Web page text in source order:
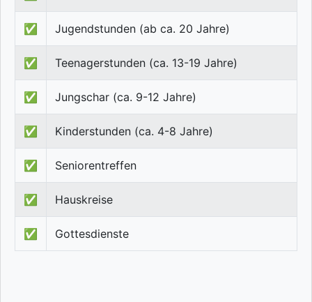
✅ Jugendstunden (ab ca. 20 Jahre)
✅ Teenagerstunden (ca. 13-19 Jahre)
✅ Jungschar (ca. 9-12 Jahre)
✅ Kinderstunden (ca. 4-8 Jahre)
✅ Seniorentreffen
✅ Hauskreise
✅ Gottesdienste